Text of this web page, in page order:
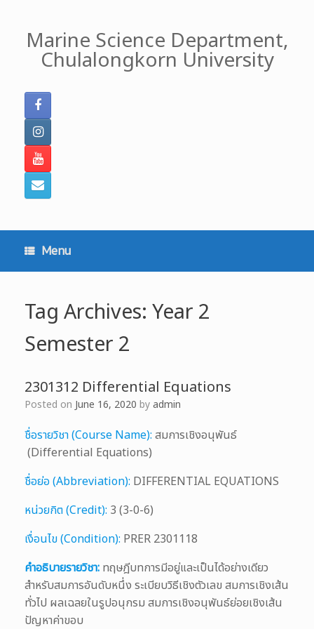
contentMarine Science Department,
Chulalongkorn University
Menu
Tag Archives: Year 2
Semester 2
2301312 Differential Equations
Posted on June 16, 2020 byadmin
ชื่อรายวิชา (Course Name): สมการเชิงอนุพันธ์
(Differential Equations)
ชื่อย่อ (Abbreviation): DIFFERENTIAL EQUATIONS
หน่วยกิต (Credit): 3 (3-0-6)
เงื่อนไข (Condition): PRER 2301118
คำอธิบายรายวิชา: ทฤษฎีบทการมีอยู่และเป็นได้อย่างเดียว
สำหรับสมการอันดับหนึ่ง ระเบียบวิธีเชิงตัวเลข สมการเชิงเส้น
ทั่วไป ผลเฉลยในรูปอนุกรม สมการเชิงอนุพันธ์ย่อยเชิงเส้น
ปัญหาค่าขอบ